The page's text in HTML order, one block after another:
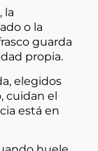
la
o la
guarda
propia.
elegidos
cuidan el
está en